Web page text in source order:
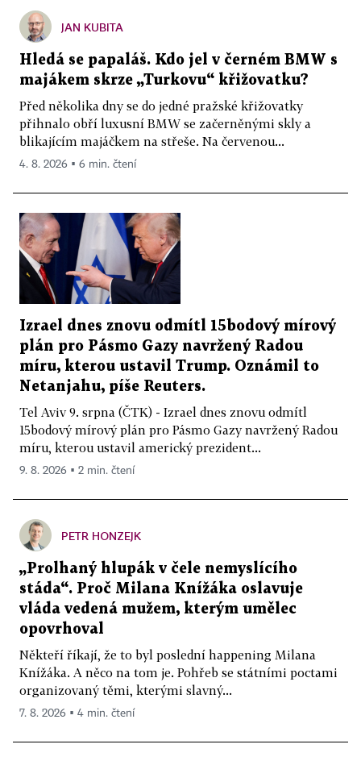
JAN KUBITA
Hledá se papaláš. Kdo jel v černém BMW s
majákem skrze „Turkovu“ křižovatku?
Před několika dny se do jedné pražské křižovatky
přihnalo obří luxusní BMW se začerněnými skly a
blikajícím majáčkem na střeše. Na červenou...
4. 8. 2026 ▪ 6 min. čtení
Izrael dnes znovu odmítl 15bodový mírový
plán pro Pásmo Gazy navržený Radou
míru, kterou ustavil Trump. Oznámil to
Netanjahu, píše Reuters.
Tel Aviv 9. srpna (ČTK) - Izrael dnes znovu odmítl
15bodový mírový plán pro Pásmo Gazy navržený Radou
míru, kterou ustavil americký prezident...
9. 8. 2026 ▪ 2 min. čtení
PETR HONZEJK
„Prolhaný hlupák v čele nemyslícího
stáda“. Proč Milana Knížáka oslavuje
vláda vedená mužem, kterým umělec
opovrhoval
Někteří říkají, že to byl poslední happening Milana
Knížáka. A něco na tom je. Pohřeb se státními poctami
organizovaný těmi, kterými slavný...
7. 8. 2026 ▪ 4 min. čtení